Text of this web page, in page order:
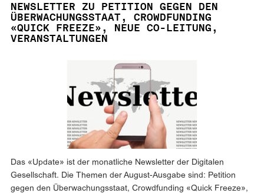
NEWSLETTER ZU PETITION GEGEN DEN
ÜBERWACHUNGSSTAAT, CROWDFUNDING
«QUICK FREEZE», NEUE CO-LEITUNG,
VERANSTALTUNGEN
Das «Update» ist der monatliche Newsletter der Digitalen
Gesellschaft. Die Themen der August-Ausgabe sind: Petition
gegen den Überwachungsstaat, Crowdfunding «Quick Freeze»,